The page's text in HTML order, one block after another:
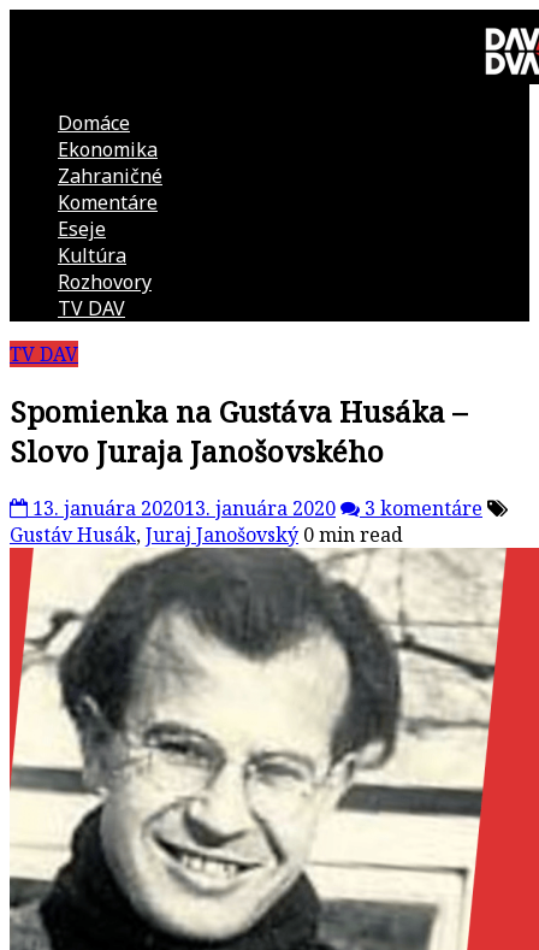
DAV
DVA
kultúrno-
politická
revue
Domáce
Ekonomika
Zahraničné
Komentáre
Eseje
Kultúra
Rozhovory
TV DAV
TV DAV
Spomienka na Gustáva Husáka –
Slovo Juraja Janošovského
13. januára 202013. januára 2020
3 komentáre
Gustáv Husák,Juraj Janošovský 0 min read